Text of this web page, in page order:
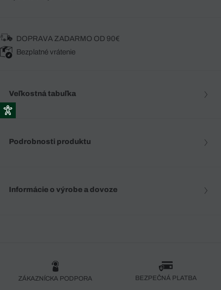
DOPRAVA ZADARMO OD 90€
Bezplatné vrátenie
Veľkostná tabuľka
Podrobnosti produktu
Informácie o výrobe a dovoze
ZÁKAZNÍCKA PODPORA BEZPEČNÁ PLATBA